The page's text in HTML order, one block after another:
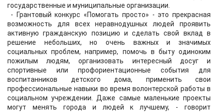
государственные и муниципальные организации.
- Грантовый конкурс «Помогать просто» - это прекрасная
возможность для всех неравнодушных людей проявить
активную гражданскую позицию и сделать свой вклад в
решение небольших, но очень важных и значимых
социальных проблем, например, помочь в быту одиноким
пожилым людям, организовать интересный досуг и
спортивные или профориентационные события для
воспитанников детского дома, применить свои
профессиональные навыки во время волонтерской работы в
социальном учреждении. Даже самые маленькие проекты
могут менять города и людей к лучшему, - говорит